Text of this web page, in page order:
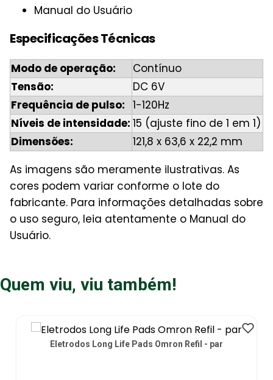
Manual do Usuário
Especificações Técnicas
Modo de operação:
Contínuo
Tensão:
DC 6V
Frequência de pulso: 1-120Hz
Níveis de intensidade: 15 (ajuste fino de 1 em 1)
Dimensões:
121,8 x 63,6 x 22,2 mm
As imagens são meramente ilustrativas. As
cores podem variar conforme o lote do
fabricante. Para informações detalhadas sobre
o uso seguro, leia atentamente o Manual do
Usuário.
Quem viu, viu também!
Eletrodos Long Life Pads Omron Refil - par